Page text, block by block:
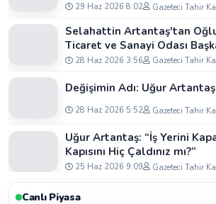
29 Haz 2026 8:02 Gazeteci Tahir
Selahattin Artantaş'tan
Ticaret ve Sanayi Odası
Tam Destek: "Yolun ve
28 Haz 2026 3:56 Gazeteci Tahir
Değişimin Adı: Uğur Artantaş
28 Haz 2026 5:52 Gazeteci Tahir
Uğur Artantaş: “İş Yerini
Kapısını Hiç Çaldınız mı?”
25 Haz 2026 9:09 Gazeteci Tahir
Canlı Piyasa